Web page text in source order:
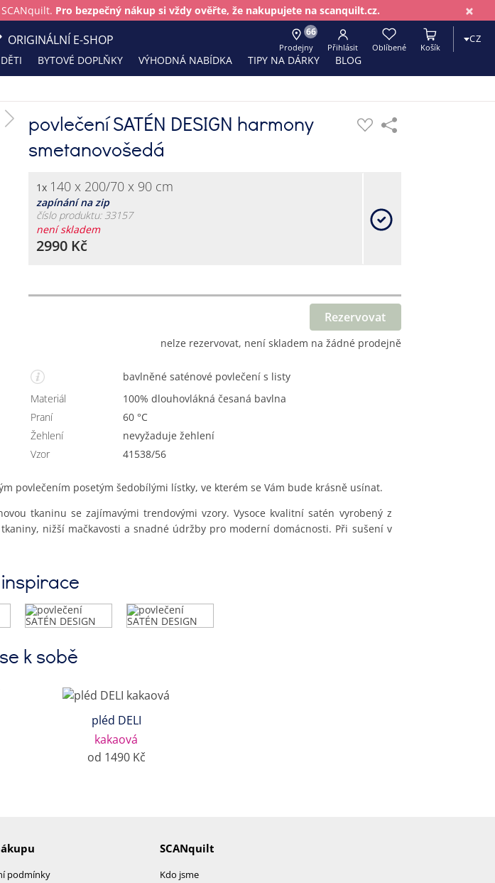
×
Pro bezpečný nákup si vždy ověřte, že nakupujete na scanquilt.cz.
BYTOVÉ DOPLŇKY VÝHODNÁ NABÍDKA TIPY NA DÁRKY BLOG
66
Prodejny Přihlásit Oblíbené Košík
CZ
ORIGINÁLNÍ E-SHOP
povlečení SATÉN DESIGN harmony
smetanovošedá
1x 140 x 200/70 x 90 cm
zapínání na zip
číslo produktu: 33157
není skladem
2990 Kč
Rezervovat
nelze rezervovat, není skladem na žádné prodejně
bavlněné saténové povlečení s listy
Materiál
100% dlouhovlákná česaná bavlna
Praní
60 °C
Žehlení
nevyžaduje žehlení
Vzor
41538/56
povlečením posetým šedobílými lístky, ve kterém se Vám bude krásně usínat.
tkaninu se zajímavými trendovými vzory. Vysoce kvalitní satén vyrobený z
nižší mačkavosti a snadné údržby pro moderní domácnosti. Při sušení v
k sobě
pléd DELI
kakaová
od 1490 Kč
podmínky
SCANquilt
Kdo jsme